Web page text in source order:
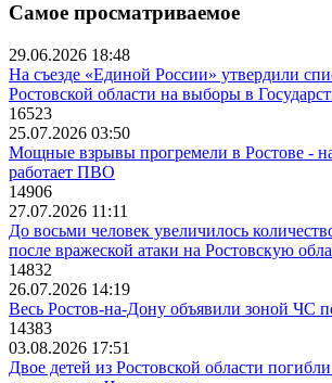
Самое просматриваемое
29.06.2026 18:48
На съезде «Единой России» утвердили
Ростовской области на выборы в
16523
25.07.2026 03:50
Мощные взрывы прогремели в Ростове -
работает ПВО
14906
27.07.2026 11:11
До восьми человек увеличилось
после вражеской атаки на Ростовскую
14832
26.07.2026 14:19
Весь Ростов-на-Дону объявили зоной ЧС
14383
03.08.2026 17:51
Двое детей из Ростовской области